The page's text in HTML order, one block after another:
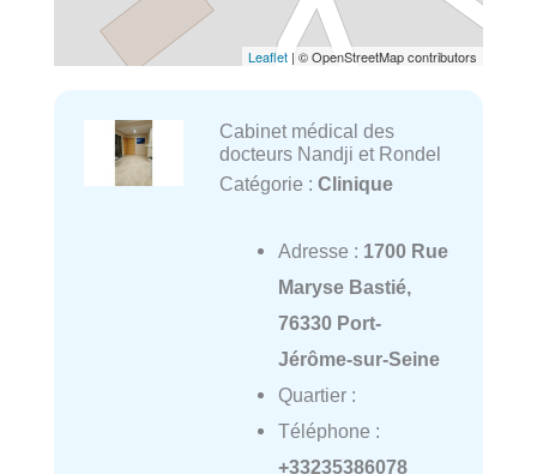
Leaflet | © OpenStreetMap contributors
Cabinet médical des
docteurs Nandji et Rondel
Catégorie : Clinique
Adresse : 1700 Rue
Maryse Bastié,
76330 Port-
Jérôme-sur-Seine
Quartier :
Téléphone :
+33235386078